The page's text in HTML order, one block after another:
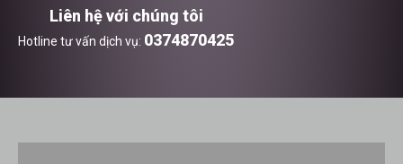
Liên hệ với chúng tôi
Hotline tư vấn dịch vụ: 0374870425